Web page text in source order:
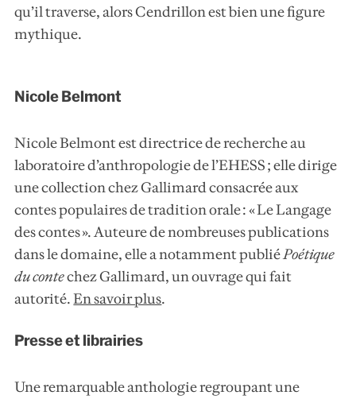
qu’il traverse, alors Cendrillon est bien une figure
mythique.
Nicole Belmont
Nicole Belmont est directrice de recherche au
laboratoire d’anthropologie de l’EHESS ; elle dirige
une collection chez Gallimard consacrée aux
contes populaires de tradition orale : « Le Langage
des contes ». Auteure de nombreuses publications
dans le domaine, elle a notamment publiéPoétique
du contechez Gallimard, un ouvrage qui fait
autorité.En savoir plus.
Presse et librairies
Une remarquable anthologie regroupant une